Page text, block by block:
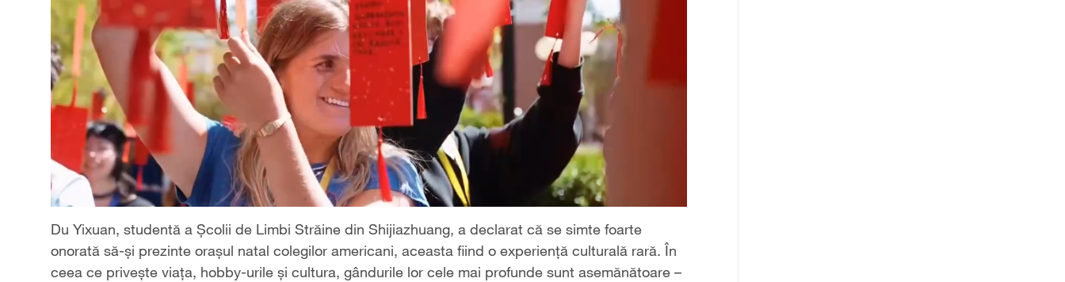
Du Yixuan, studentă a Școlii de Limbi Străine din Shijiazhuang, a declarat că se simte foarte
onorată să-și prezinte orașul natal colegilor americani, aceasta fiind o experiență culturală rară. În
ceea ce privește viața, hobby-urile și cultura, gândurile lor cele mai profunde sunt asemănătoare –